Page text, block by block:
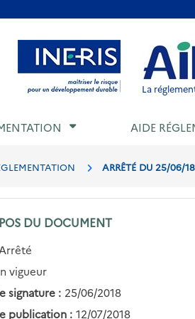
Aller au menu Aller au
La
AIDE
ARRÊTÉ DU 25/06/
DU DOCUMENT
vigueur
signature : 25/06/2018
publication : 12/07/2018